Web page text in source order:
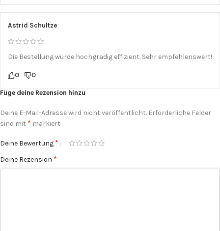
Astrid Schultze
Die Bestellung wurde hochgradig effizient. Sehr empfehlenswert!
0 0
Füge deine Rezension hinzu
Deine E-Mail-Adresse wird nicht veröffentlicht. Erforderliche Felder
sind mit * markiert
Deine Bewertung *
Deine Rezension *